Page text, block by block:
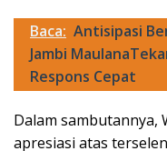
Baca: Antisipasi
Jambi
Respons Cepat
Dalam sambutannya,
apresiasi atas